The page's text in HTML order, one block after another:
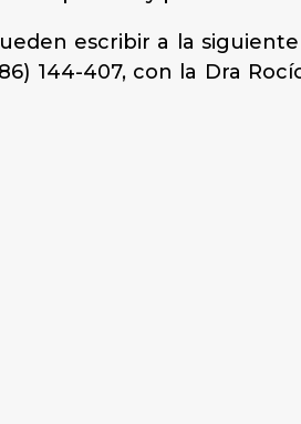
escribir a la
144-407, con la Dra